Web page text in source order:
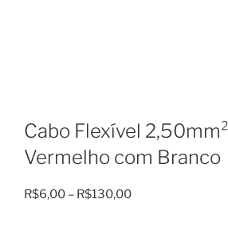
Cabo Flexível
Vermelho com Branco
R$6,00 – R$130,00Faixa